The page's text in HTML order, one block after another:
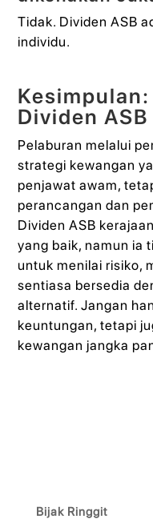
Tidak. Dividen ASB
individu.
Dividen
Pelaburan melalui
strategi kewangan
penjawat awam,
perancangan dan
Dividen ASB
yang baik, namun ia
untuk menilai risiko,
sentiasa bersedia
alternatif. Jangan
keuntungan, tetapi
kewangan jangka
Bijak Ringgit